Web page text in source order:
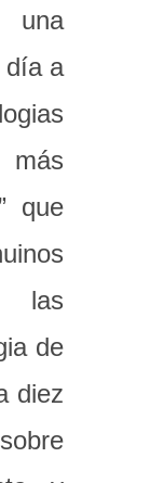
una
día a
que
las
de
diez